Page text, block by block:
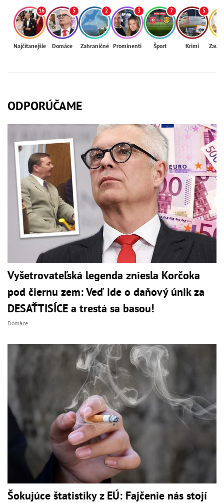
16
Najčítanejšie
5
Domáce
2
Zahraničné
3
Prominenti
7
Šport
5
Krimi
ODPORÚČAME
Vyšetrovateľská legenda zniesla Korčoka
pod čiernu zem: Veď ide o daňový únik za
DESAŤTISÍCE a trestá sa basou!
Domáce
Šokujúce štatistiky z EÚ: Fajčenie nás stojí